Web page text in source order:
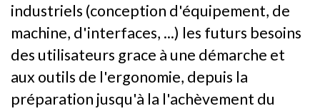
industriels (conception d'équipement, de
machine, d'interfaces, ...) les futurs besoins
des utilisateurs grace à une démarche et
aux outils de l'ergonomie, depuis la
préparation jusqu'à la l'achèvement du